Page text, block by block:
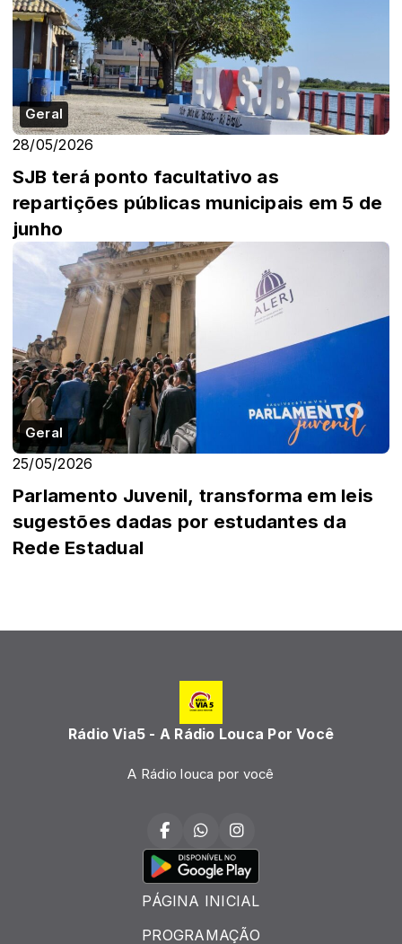
Geral
28/05/2026
SJB terá ponto facultativo as
repartições públicas municipais em 5 de
junho
Geral
25/05/2026
Parlamento Juvenil, transforma em leis
sugestões dadas por estudantes da
Rede Estadual
Rádio Via5 - A Rádio Louca Por Você
A Rádio louca por você
PÁGINA INICIAL
PROGRAMAÇÃO